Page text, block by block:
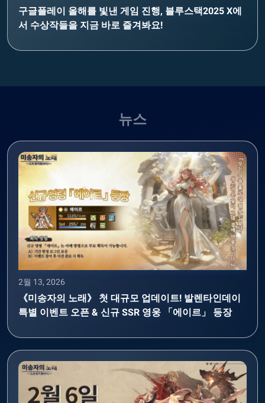
구글플레이 올해를 빛낸 게임 진행, 블루스택2025 X에
서 수상작들을 지금 바로 즐겨봐요!
뉴스
2월 13, 2026
《미송자의 노래》 첫 대규모 업데이트! 발렌타인데이
특별 이벤트 오픈 & 신규 SSR 영웅 「에이르」 등장